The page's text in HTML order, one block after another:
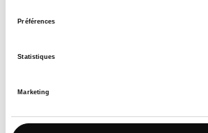
Préférences
Statistiques
Marketing
directement le bien-être des
Espace Patient